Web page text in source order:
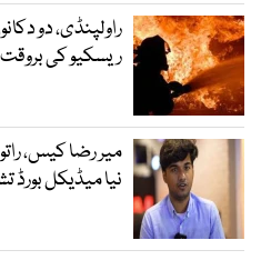
راولپنڈی، دو
ریسکیو کی بروقت
میر رضا کیس،
نیا میڈیکل بورڈ